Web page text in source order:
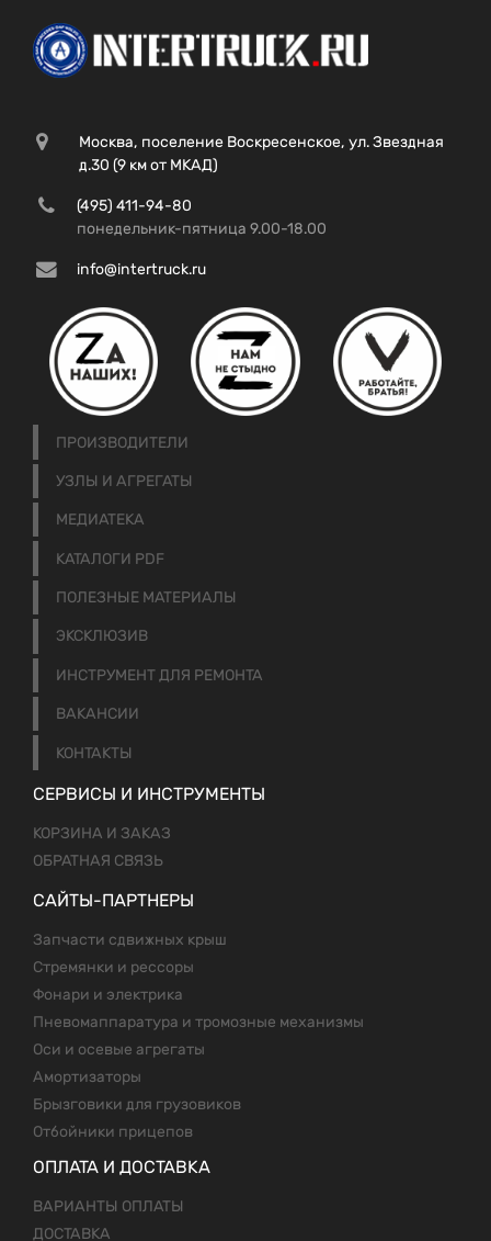
Москва, поселение Воскресенское, ул. Звездная
д.30 (9 км от МКАД)
(495) 411-94-80
понедельник-пятница 9.00-18.00
info@intertruck.ru
ПРОИЗВОДИТЕЛИ
УЗЛЫ И АГРЕГАТЫ
МЕДИАТЕКА
КАТАЛОГИ PDF
ПОЛЕЗНЫЕ МАТЕРИАЛЫ
ЭКСКЛЮЗИВ
ИНСТРУМЕНТ ДЛЯ РЕМОНТА
ВАКАНСИИ
КОНТАКТЫ
СЕРВИСЫ И ИНСТРУМЕНТЫ
КОРЗИНА И ЗАКАЗ
ОБРАТНАЯ СВЯЗЬ
САЙТЫ-ПАРТНЕРЫ
Запчасти сдвижных крыш
Стремянки и рессоры
Фонари и электрика
Пневомаппаратура и тромозные механизмы
Оси и осевые агрегаты
Амортизаторы
Брызговики для грузовиков
Отбойники прицепов
ОПЛАТА И ДОСТАВКА
ВАРИАНТЫ ОПЛАТЫ
ДОСТАВКА